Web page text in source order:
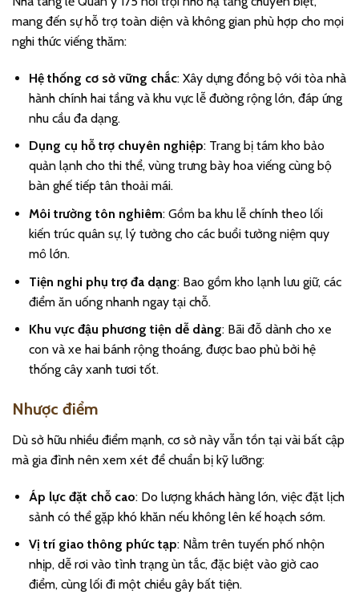
mang đến sự hỗ trợ toàn diện và không gian phù hợp cho mọi
nghi thức viếng thăm:
Hệ thống cơ sở vững chắc: Xây dựng đồng bộ với tòa nhà
hành chính hai tầng và khu vực lễ đường rộng lớn, đáp ứng
nhu cầu đa dạng.
Dụng cụ hỗ trợ chuyên nghiệp: Trang bị tám kho bảo
quản lạnh cho thi thể, vùng trưng bày hoa viếng cùng bộ
bàn ghế tiếp tân thoải mái.
Môi trường tôn nghiêm: Gồm ba khu lễ chính theo lối
kiến trúc quân sự, lý tưởng cho các buổi tưởng niệm quy
mô lớn.
Tiện nghi phụ trợ đa dạng: Bao gồm kho lạnh lưu giữ, các
điểm ăn uống nhanh ngay tại chỗ.
Khu vực đậu phương tiện dễ dàng: Bãi đỗ dành cho xe
con và xe hai bánh rộng thoáng, được bao phủ bởi hệ
thống cây xanh tươi tốt.
Nhược điểm
Dù sở hữu nhiều điểm mạnh, cơ sở này vẫn tồn tại vài bất cập
mà gia đình nên xem xét để chuẩn bị kỹ lưỡng:
Áp lực đặt chỗ cao: Do lượng khách hàng lớn, việc đặt lịch
sảnh có thể gặp khó khăn nếu không lên kế hoạch sớm.
Vị trí giao thông phức tạp: Nằm trên tuyến phố nhộn
nhịp, dễ rơi vào tình trạng ùn tắc, đặc biệt vào giờ cao
điểm, cùng lối đi một chiều gây bất tiện.